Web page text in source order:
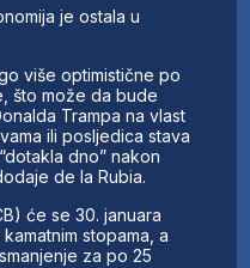
je ostala u
više optimistične po
što može da bude
Trampa na vlast
ili posljedica stava
dno” nakon
de la Rubia.
će se 30. januara
stopama, a
za po 25